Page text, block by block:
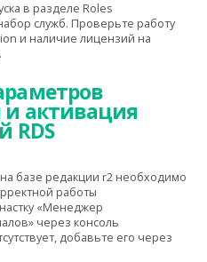
в разделе Roles
служб. Проверьте работу
и наличие лицензий на
активация
RDS
базе редакции r2 необходимо
работы
«Менеджер
через консоль
добавьте его через